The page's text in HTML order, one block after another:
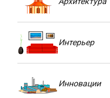
Интерьер
Инновации